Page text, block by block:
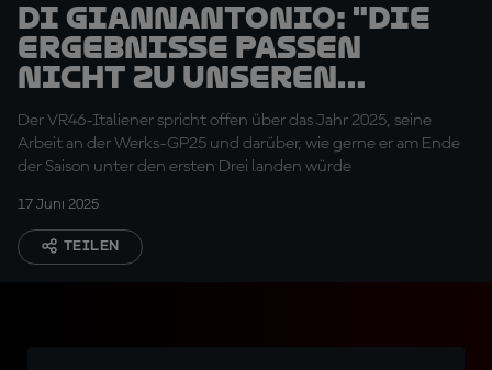
Di Giannantonio: "Die
Ergebnisse passen
nicht zu unseren
Leistungen"
Der VR46-Italiener spricht offen über das Jahr 2025, seine
Arbeit an der Werks-GP25 und darüber, wie gerne er am Ende
der Saison unter den ersten Drei landen würde
17 Juni 2025
TEILEN